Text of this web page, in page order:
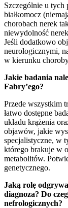
Szczególnie u tych
białkomocz
chorobach nerek
niewydolność
Jeśli dodatkowo
neurologicznymi,
w kierunku
Jakie badania
Fabry’ego?
Przede wszystkim
łatwo dostępne
układu krążenia
objawów, jakie
specjalistyczne, w
którego brakuje w
metabolitów.
genetycznego.
Jaką rolę
diagnoza? Do
nefrologicznych?